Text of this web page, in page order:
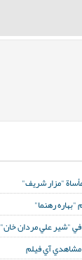
"مزار شريف"
"بهاره رهنما"
في "شير علي مردان خان"
مشاهدي آي فيلم